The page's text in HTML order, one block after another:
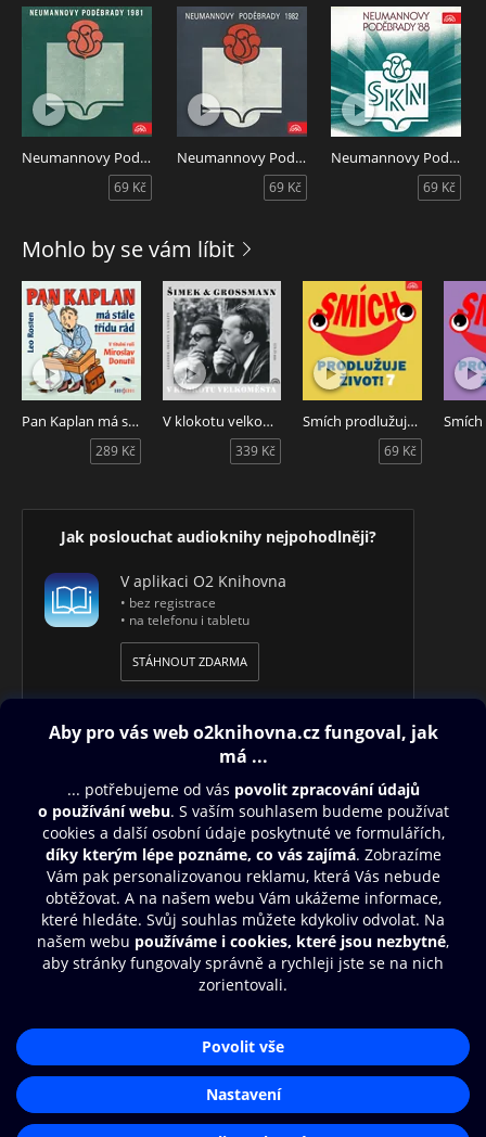
Neumannovy Poděbrady 1981
69 Kč
Neumannovy Poděbrady 1982
69 Kč
Neumannovy Poděbrady 1988
69 Kč
Mohlo by se vám líbit
Pan Kaplan má stále třídu rád
289 Kč
V klokotu velkoměsta
339 Kč
Smích prodlužuje život! 7
69 Kč
Jak poslouchat audioknihy nejpohodlněji?
V aplikaci O2 Knihovna
• bez registrace
• na telefonu i tabletu
STÁHNOUT ZDARMA
Obsah ke stažení
Moje O2 Knihovna
Další zábava
© O2 Czech Republic a.s.
Zásady zpracování osobních údajů
Nastavení cookies
Aplikace O2 Knihovna
Čti a poslouchej své e-knihy a
audioknihy rychleji a pohodlněji.